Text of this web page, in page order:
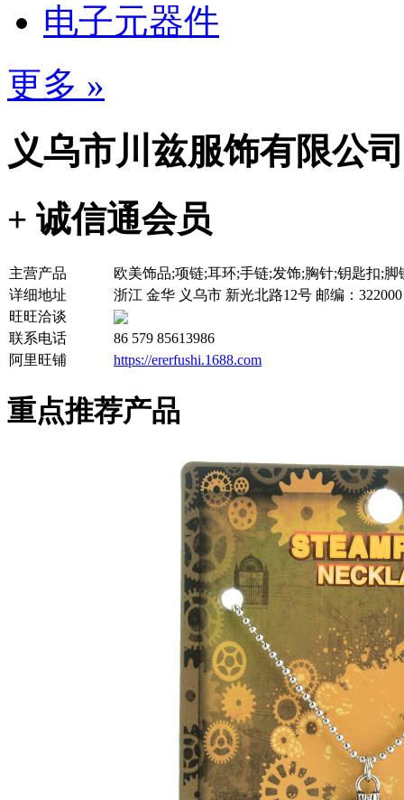
电子元器件
更多 »
义乌市川兹服饰有限公司
+ 诚信通会员
主营产品
欧美饰品;项链;耳环;手链;发饰;胸针;钥匙扣;
详细地址
浙江 金华 义乌市 新光北路12号 邮编：
旺旺洽谈
联系电话
86 579 85613986
阿里旺铺
https://ererfushi.1688.com
重点推荐产品